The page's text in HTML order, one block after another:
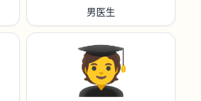
男医生
🧑‍🎓